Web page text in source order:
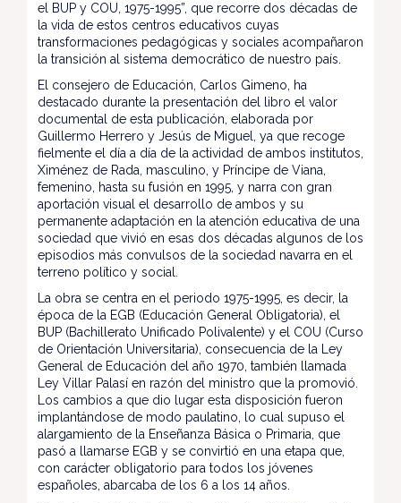
el BUP y COU, 1975-1995”, que recorre dos décadas de
la vida de estos centros educativos cuyas
transformaciones pedagógicas y sociales acompañaron
la transición al sistema democrático de nuestro país.
El consejero de Educación, Carlos Gimeno, ha
destacado durante la presentación del libro el valor
documental de esta publicación, elaborada por
Guillermo Herrero y Jesús de Miguel, ya que recoge
fielmente el día a día de la actividad de ambos institutos,
Ximénez de Rada, masculino, y Príncipe de Viana,
femenino, hasta su fusión en 1995, y narra con gran
aportación visual el desarrollo de ambos y su
permanente adaptación en la atención educativa de una
sociedad que vivió en esas dos décadas algunos de los
episodios más convulsos de la sociedad navarra en el
terreno político y social.
La obra se centra en el periodo 1975-1995, es decir, la
época de la EGB (Educación General Obligatoria), el
BUP (Bachillerato Unificado Polivalente) y el COU (Curso
de Orientación Universitaria), consecuencia de la Ley
General de Educación del año 1970, también llamada
Ley Villar Palasí en razón del ministro que la promovió.
Los cambios a que dio lugar esta disposición fueron
implantándose de modo paulatino, lo cual supuso el
alargamiento de la Enseñanza Básica o Primaria, que
pasó a llamarse EGB y se convirtió en una etapa que,
con carácter obligatorio para todos los jóvenes
españoles, abarcaba de los 6 a los 14 años.